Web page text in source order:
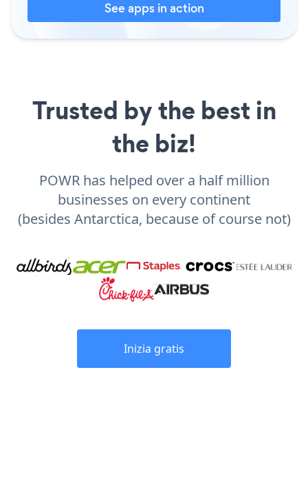
See apps in action
Trusted by the best in
the biz!
POWR has helped over a half million
businesses on every continent
(besides Antarctica, because of course not)
Inizia gratis